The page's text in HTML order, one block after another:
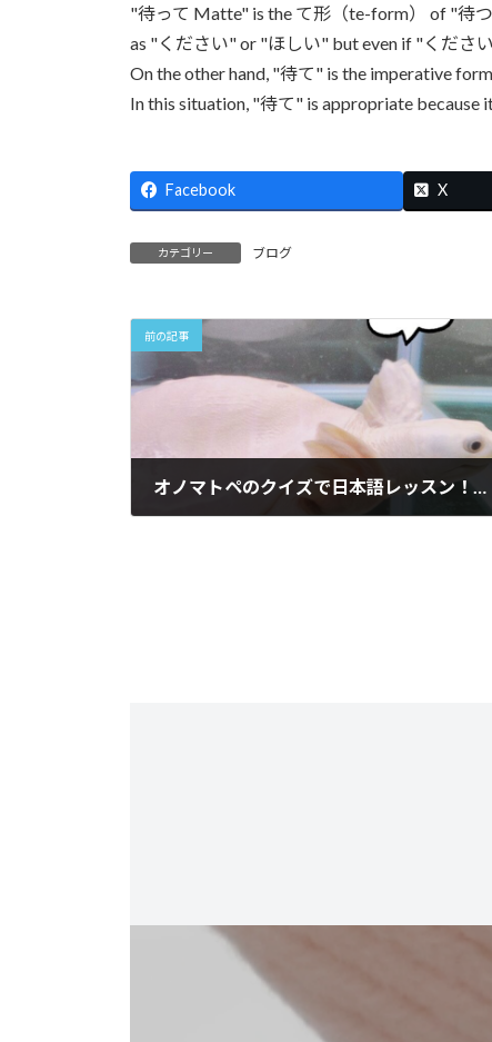
"待って Matte" is the て形（te-form） of "待
as "ください" or "ほしい" but even if "くださ
On the other hand, "待て" is the imperative
In this situation, "待て" is appropriate because
Facebook X
カテゴリー ブログ
前の記事
オノマトペのクイズで日本語レッスン！Onomatopoeia quiz for Japanese Lesson